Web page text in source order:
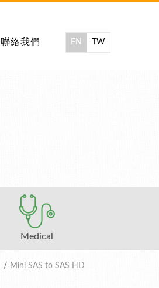
聯絡我們 EN TW
Medical
Mini SAS to SAS HD